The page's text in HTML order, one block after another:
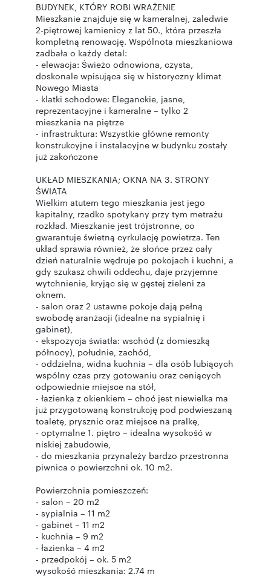
BUDYNEK, KTÓRY ROBI WRAŻENIE
Mieszkanie znajduje się w kameralnej, zaledwie
2-piętrowej kamienicy z lat 50., która przeszła
kompletną renowację. Wspólnota mieszkaniowa
zadbała o każdy detal:
- elewacja: Świeżo odnowiona, czysta,
doskonale wpisująca się w historyczny klimat
Nowego Miasta
- klatki schodowe: Eleganckie, jasne,
reprezentacyjne i kameralne – tylko 2
mieszkania na piętrze
- infrastruktura: Wszystkie główne remonty
konstrukcyjne i instalacyjne w budynku zostały
już zakończone
UKŁAD MIESZKANIA; OKNA NA 3. STRONY
ŚWIATA
Wielkim atutem tego mieszkania jest jego
kapitalny, rzadko spotykany przy tym metrażu
rozkład. Mieszkanie jest trójstronne, co
gwarantuje świetną cyrkulację powietrza. Ten
układ sprawia również, że słońce przez cały
dzień naturalnie wędruje po pokojach i kuchni, a
gdy szukasz chwili oddechu, daje przyjemne
wytchnienie, kryjąc się w gęstej zieleni za
oknem.
- salon oraz 2 ustawne pokoje dają pełną
swobodę aranżacji (idealne na sypialnię i
gabinet),
- ekspozycja światła: wschód (z domieszką
północy), południe, zachód,
- oddzielna, widna kuchnia – dla osób lubiących
wspólny czas przy gotowaniu oraz ceniących
odpowiednie miejsce na stół,
- łazienka z okienkiem – choć jest niewielka ma
już przygotowaną konstrukcję pod podwieszaną
toaletę, prysznic oraz miejsce na pralkę,
- optymalne 1. piętro – idealna wysokość w
niskiej zabudowie,
- do mieszkania przynależy bardzo przestronna
piwnica o powierzchni ok. 10 m2.
Powierzchnia pomieszczeń:
- salon – 20 m2
- sypialnia – 11 m2
- gabinet – 11 m2
- kuchnia – 9 m2
- łazienka – 4 m2
- przedpokój – ok. 5 m2
wysokość mieszkania: 2.74 m